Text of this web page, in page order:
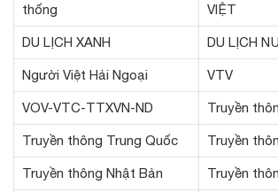
thống
VIỆT
DU LỊCH XANH DU LỊCH
Người Việt Hải Ngoại VTV
VOV-VTC-TTXVN-ND Truyền
Truyền thông Trung Quốc Truyền
Truyền thông Nhật Bản Truyền